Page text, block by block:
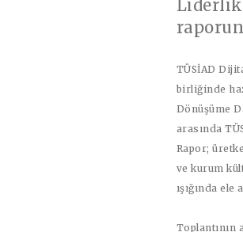
Liderlik
TÜSİAD
birliğinde
Dönüşüme
arasında
Rapor;
ve kurum
ışığında ele
Toplantının